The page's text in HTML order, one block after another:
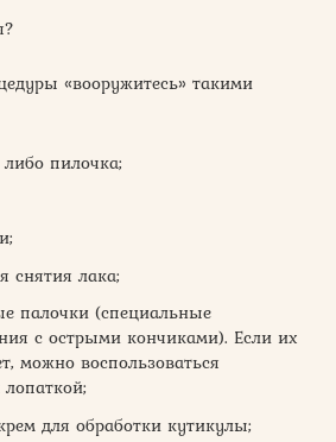
«вооружитесь» такими
пилочка;
снятия лака;
палочки (специальные
с острыми кончиками). Если их
можно воспользоваться
для обработки кутикулы;